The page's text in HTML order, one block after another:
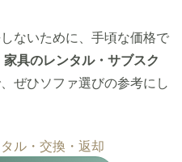
ないために、手頃な価格で
家具のレンタル・サブスク
ぜひソファ選びの参考にし
ル・交換・返却